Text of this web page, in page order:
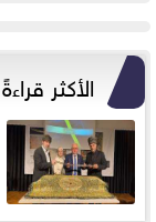
الأكثر قراءةً